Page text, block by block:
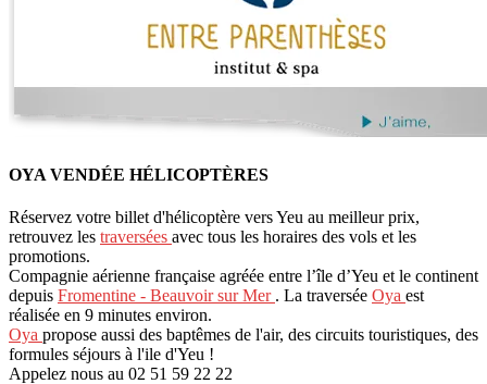
OYA VENDÉE HÉLICOPTÈRES
Réservez votre billet d'hélicoptère vers Yeu au meilleur prix,
retrouvez les traversées avec tous les horaires des vols et les
promotions.
Compagnie aérienne française agréée entre l’île d’Yeu et le continent
depuis Fromentine - Beauvoir sur Mer . La traversée Oya est
réalisée en 9 minutes environ.
Oya propose aussi des baptêmes de l'air, des circuits touristiques, des
formules séjours à l'ile d'Yeu !
Appelez nous au 02 51 59 22 22